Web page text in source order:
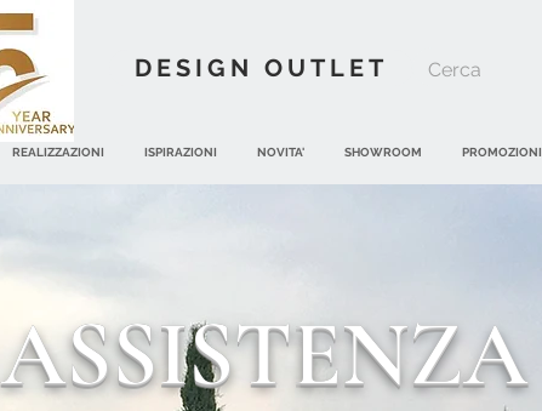
DESIGN OUTLET
REALIZZAZIONI ISPIRAZIONI NOVITA' SHOWROOM PROMOZIONI
ASSISTENZA